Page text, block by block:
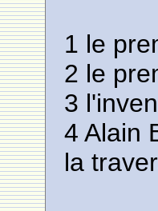
1 le
2 le
3
4 Alain
la